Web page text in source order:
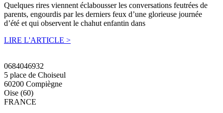
Quelques rires viennent éclabousser les conversations feutrées de
parents, engourdis par les derniers feux d’une glorieuse journée
d’été et qui observent le chahut enfantin dans
LIRE L'ARTICLE >
0684046932
5 place de Choiseul
60200 Compiègne
Oise (60)
FRANCE